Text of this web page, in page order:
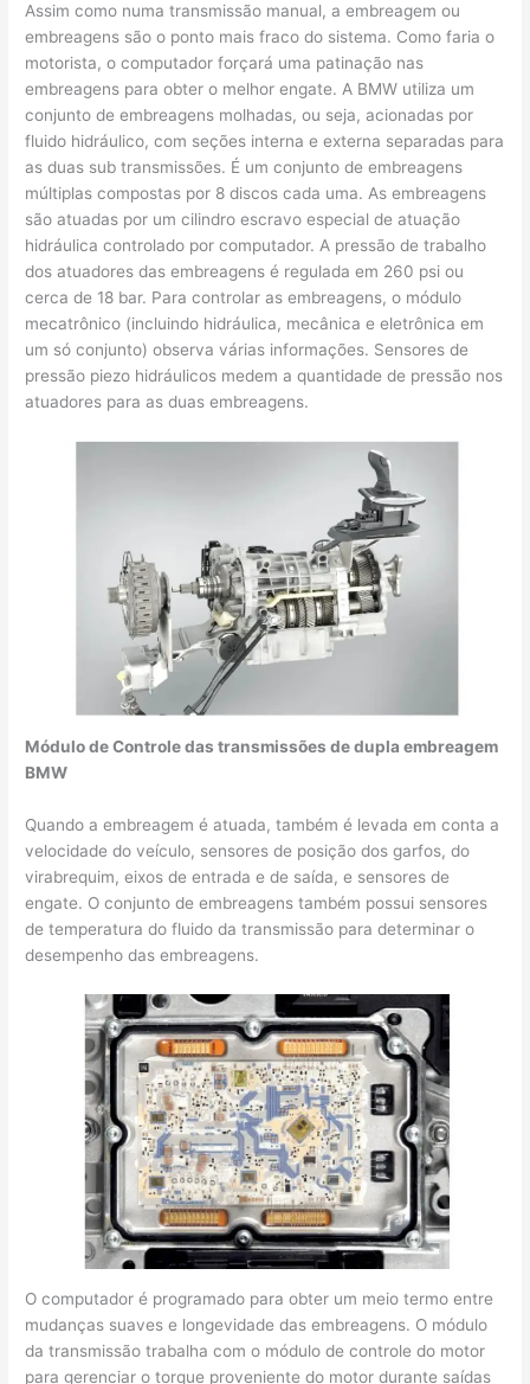
Assim como numa transmissão manual, a embreagem ou
embreagens são o ponto mais fraco do sistema. Como faria o
motorista, o computador forçará uma patinação nas
embreagens para obter o melhor engate. A BMW utiliza um
conjunto de embreagens molhadas, ou seja, acionadas por
fluido hidráulico, com seções interna e externa separadas para
as duas sub transmissões. É um conjunto de embreagens
múltiplas compostas por 8 discos cada uma. As embreagens
são atuadas por um cilindro escravo especial de atuação
hidráulica controlado por computador. A pressão de trabalho
dos atuadores das embreagens é regulada em 260 psi ou
cerca de 18 bar. Para controlar as embreagens, o módulo
mecatrônico (incluindo hidráulica, mecânica e eletrônica em
um só conjunto) observa várias informações. Sensores de
pressão piezo hidráulicos medem a quantidade de pressão nos
atuadores para as duas embreagens.
Módulo de Controle das transmissões de dupla embreagem
BMW
Quando a embreagem é atuada, também é levada em conta a
velocidade do veículo, sensores de posição dos garfos, do
virabrequim, eixos de entrada e de saída, e sensores de
engate. O conjunto de embreagens também possui sensores
de temperatura do fluido da transmissão para determinar o
desempenho das embreagens.
O computador é programado para obter um meio termo entre
mudanças suaves e longevidade das embreagens. O módulo
da transmissão trabalha com o módulo de controle do motor
para gerenciar o torque proveniente do motor durante saídas